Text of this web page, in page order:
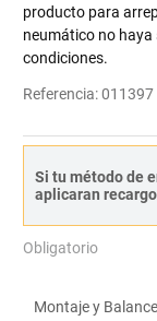
producto para
neumático no
condiciones.
Referencia:011397
Si tu método de
aplicaran
Obligatorio
Montaje y